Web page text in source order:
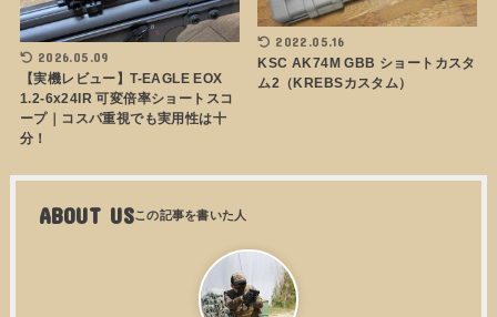
2026.05.09
【実機レビュー】T-EAGLE EOX
1.2-6x24IR 可変倍率ショートスコ
ープ｜コスパ重視でも実用性は十
分！
2022.05.16
KSC AK74M GBB ショートカスタ
ム2（KREBSカスタム）
ABOUT US